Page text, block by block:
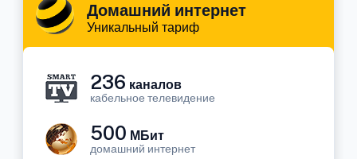
Домашний интернет
Уникальный тариф
236 каналов
кабельное телевидение
500 МБит
домашний интернет